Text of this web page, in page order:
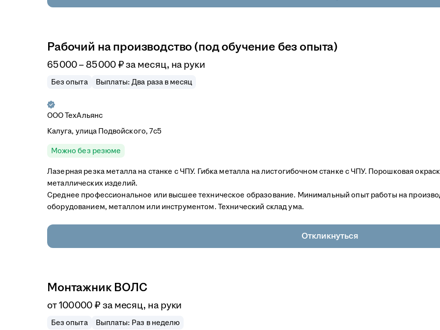
Рабочий на производство (под обучение без опыта)
65 000–85 000 ₽ за месяц, на руки
Без опыта Выплаты: Два раза в месяц
ОООТехАльянс
Калуга, улица Подвойского, 7с5
Можно без резюме
Лазерная резка металла на станке с ЧПУ. Гибка металла на листогибочном станке с ЧПУ. Порошковая
металлических изделий.
Среднее профессиональное или высшее техническое образование. Минимальный опыт работы на
оборудованием, металлом или инструментом. Технический склад ума.
Откликнуться
Монтажник ВОЛС
от100 000 ₽ за месяц, на руки
Без опыта Выплаты: Раз в неделю